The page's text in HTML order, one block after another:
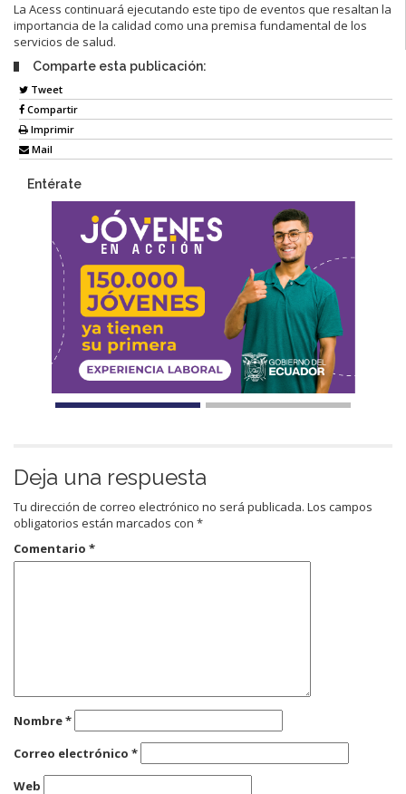
La Acess continuará ejecutando este tipo de eventos que resaltan la
importancia de la calidad como una premisa fundamental de los
servicios de salud.
Comparte esta publicación:
Tweet
Compartir
Imprimir
Mail
Entérate
Deja una respuesta
Tu dirección de correo electrónico no será publicada. Los campos
obligatorios están marcados con *
Comentario *
Nombre*
Correo electrónico *
Web